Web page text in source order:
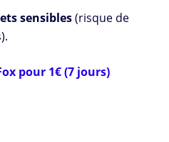
sensibles(risque de
pour 1€ (7 jours)